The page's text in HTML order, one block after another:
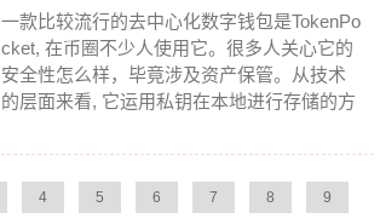
一款比较流行的去中心化数字钱包是TokenPo
cket, 在币圈不少人使用它。很多人关心它的
安全性怎么样，毕竟涉及资产保管。从技术
的层面来看, 它运用私钥在本地进行存储的方
4 5 6 7 8 9